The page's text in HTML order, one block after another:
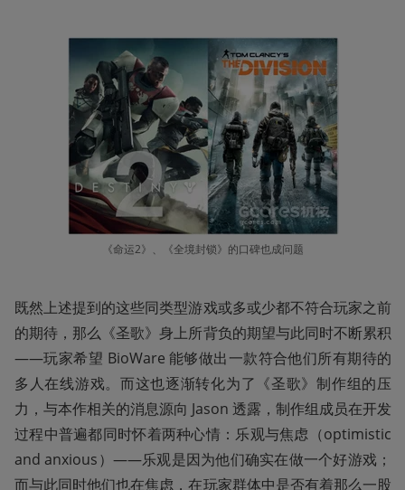
《命运2》、《全境封锁》的口碑也成问题
既然上述提到的这些同类型游戏或多或少都不符合玩家之前
的期待，那么《圣歌》身上所背负的期望与此同时不断累积
——玩家希望 BioWare 能够做出一款符合他们所有期待的
多人在线游戏。而这也逐渐转化为了《圣歌》制作组的压
力，与本作相关的消息源向 Jason 透露，制作组成员在开发
过程中普遍都同时怀着两种心情：乐观与焦虑（optimistic
and anxious）——乐观是因为他们确实在做一个好游戏；
而与此同时他们也在焦虑，在玩家群体中是否有着那么一股